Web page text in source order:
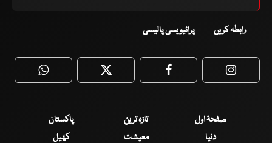
رابطہ کریں پرائیویسی پالیسی
WhatsApp Twitter Facebook
صفحۂ اول تازہ ترین
پاکستان
دنیا
معیشت
کھیل